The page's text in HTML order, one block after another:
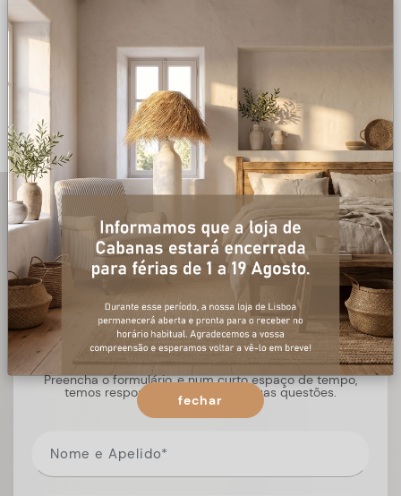
DESCRIÇÃO
+ informações
Preencha o formulário, e num curto espaço de tempo,
temos respostas para todas as suas questões.
fechar